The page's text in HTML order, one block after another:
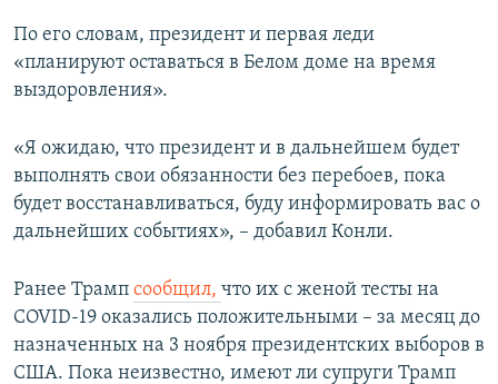
По его словам, президент и первая леди
«планируют оставаться в Белом доме на время
выздоровления».
«Я ожидаю, что президент и в дальнейшем будет
выполнять свои обязанности без перебоев, пока
будет восстанавливаться, буду информировать вас о
дальнейших событиях», – добавил Конли.
Ранее Трамп сообщил, что их с женой тесты на
COVID-19 оказались положительными – за месяц до
назначенных на 3 ноября президентских выборов в
США. Пока неизвестно, имеют ли супруги Трамп